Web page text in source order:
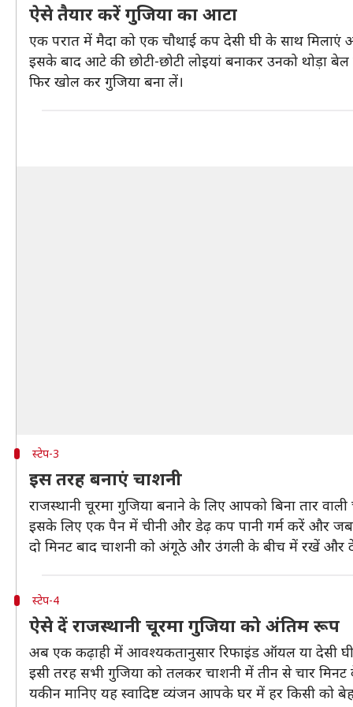
ऐसे तैयार करें गुजिया का आटा
एक परात में मैदा को एक चौथाई कप देसी घी के साथ
इसके बाद आटे की छोटी-छोटी लोइयां बनाकर उनको थोड़ा
फिर खोल कर गुजिया बना लें।
स्टेप-3
इस तरह बनाएं चाशनी
राजस्थानी चूरमा गुजिया बनाने के लिए आपको बिना तार वाली
इसके लिए एक पैन में चीनी और डेढ़ कप पानी गर्म करें और
दो मिनट बाद चाशनी को अंगूठे और उंगली के बीच में रखें और
स्टेप-4
ऐसे दें राजस्थानी चूरमा गुजिया को अंतिम रूप
अब एक कढ़ाही में आवश्यकतानुसार रिफाइंड ऑयल या देसी
इसी तरह सभी गुजिया को तलकर चाशनी में तीन से चार
यकीन मानिए यह स्वादिष्ट व्यंजन आपके घर में हर किसी को